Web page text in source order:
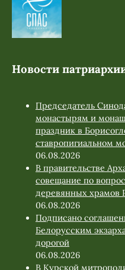
Новости
Председатель
монастырям и
праздник в
ставропигиальном
06.08.2026
В правительстве
совещание по
деревянных храмов
06.08.2026
Подписано
Белорусским
дорогой
06.08.2026
В Курской